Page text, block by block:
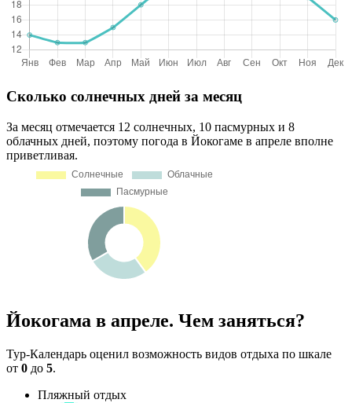
Сколько солнечных дней за месяц
За месяц отмечается 12 солнечных, 10 пасмурных и 8
облачных дней, поэтому погода в Йокогаме в апреле вполне
приветливая.
Йокогама в апреле. Чем заняться?
Тур-Календарь оценил возможность видов отдыха по шкале
от 0 до 5.
Пляжный отдых